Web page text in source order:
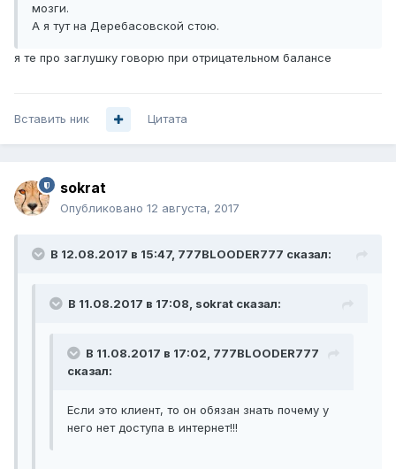
мозги.
А я тут на Деребасовской стою.
я те про заглушку говорю при отрицательном балансе
Вставить ник Цитата
sokrat
Опубликовано 12 августа, 2017
В 12.08.2017 в 15:47, 777BLOODER777 сказал:
В 11.08.2017 в 17:08, sokrat сказал:
В 11.08.2017 в 17:02, 777BLOODER777
сказал:
Если это клиент, то он обязан знать почему у
него нет доступа в интернет!!!